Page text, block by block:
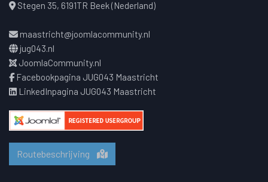
Stegen 35, 6191TR Beek (Nederland)
maastricht@joomlacommunity.nl
jug043.nl
JoomlaCommunity.nl
Facebookpagina JUG043 Maastricht
LinkedInpagina JUG043 Maastricht
Routebeschrijving